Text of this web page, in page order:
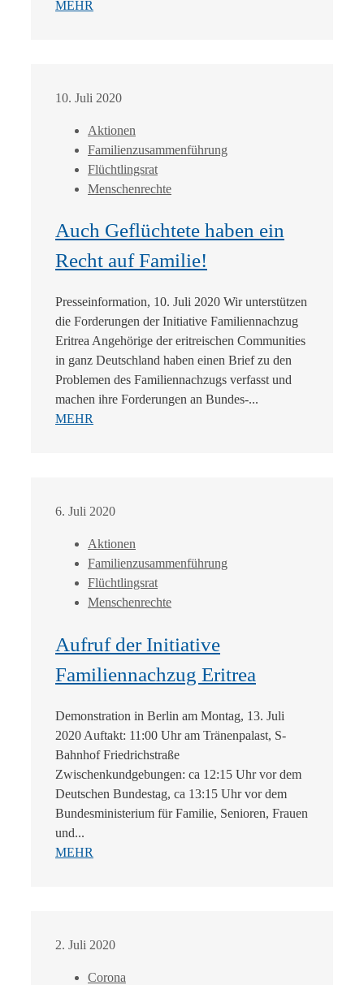
MEHR
10. Juli 2020
Aktionen
Familienzusammenführung
Flüchtlingsrat
Menschenrechte
Auch Geflüchtete haben ein
Recht auf Familie!
Presseinformation, 10. Juli 2020 Wir unterstützen
die Forderungen der Initiative Familiennachzug
Eritrea Angehörige der eritreischen Communities
in ganz Deutschland haben einen Brief zu den
Problemen des Familiennachzugs verfasst und
machen ihre Forderungen an Bundes-...
MEHR
6. Juli 2020
Aktionen
Familienzusammenführung
Flüchtlingsrat
Menschenrechte
Aufruf der Initiative
Familiennachzug Eritrea
Demonstration in Berlin am Montag, 13. Juli
2020 Auftakt: 11:00 Uhr am Tränenpalast, S-
Bahnhof Friedrichstraße
Zwischenkundgebungen: ca 12:15 Uhr vor dem
Deutschen Bundestag, ca 13:15 Uhr vor dem
Bundesministerium für Familie, Senioren, Frauen
und...
MEHR
2. Juli 2020
Corona